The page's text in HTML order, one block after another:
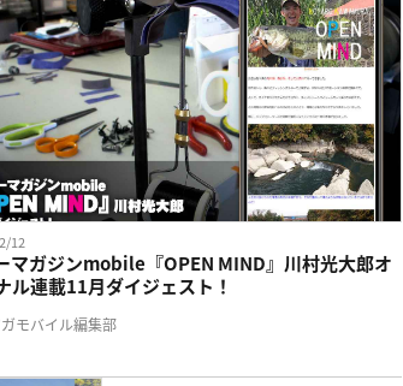
12
マガジンmobile『OPEN MIND』川村光大郎オ
ル連載11月ダイジェスト！
モバイル編集部